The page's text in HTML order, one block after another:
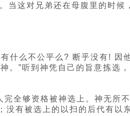
这对兄弟还在母腹里的时
什么不公平么? 断乎没有! 因
。”听到神凭自己的旨意拣选
全够资格被神选上。神无所
有被选上的以扫的后代有以